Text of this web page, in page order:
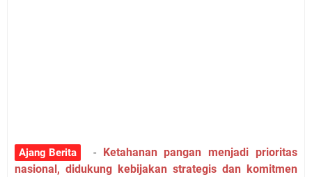
Ajang Berita - Ketahanan pangan menjadi prioritas
nasional, didukung kebijakan strategis dan komitmen